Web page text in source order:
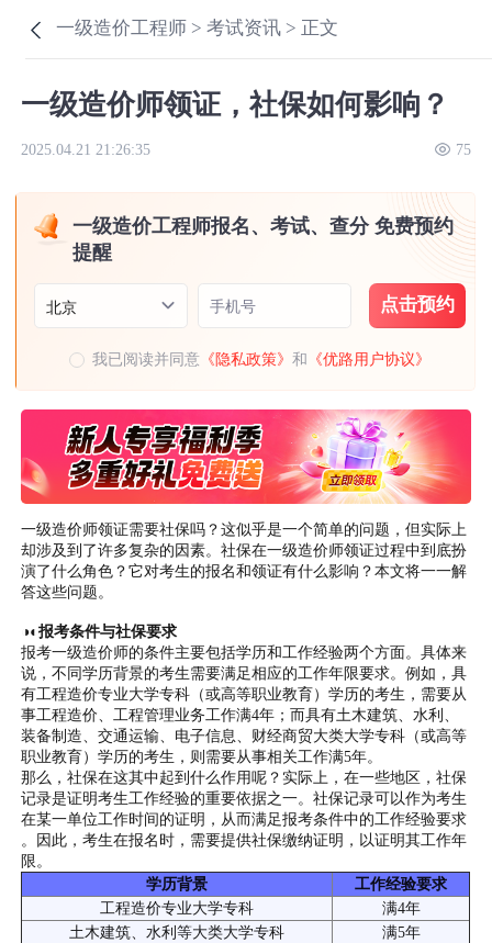
一级造价工程师 >考试资讯 > 正文
一级造价师领证，社保如何影响？
2025.04.21 21:26:35 75
一级造价工程师报名、考试、查分 免费预约
提醒
北京 手机号 点击预约
我已阅读并同意 《隐私政策》和 《优路用户协议》
一级造价师领证需要社保吗？这似乎是一个简单的问题，但实际上
却涉及到了许多复杂的因素。社保在一级造价师领证过程中到底扮
演了什么角色？它对考生的报名和领证有什么影响？本文将一一解
答这些问题。
◑◐报考条件与社保要求
报考一级造价师的条件主要包括学历和工作经验两个方面。具体来
说，不同学历背景的考生需要满足相应的工作年限要求。例如，具
有工程造价专业大学专科（或高等职业教育）学历的考生，需要从
事工程造价、工程管理业务工作满4年；而具有土木建筑、水利、
装备制造、交通运输、电子信息、财经商贸大类大学专科（或高等
职业教育）学历的考生，则需要从事相关工作满5年。
那么，社保在这其中起到什么作用呢？实际上，在一些地区，社保
记录是证明考生工作经验的重要依据之一。社保记录可以作为考生
在某一单位工作时间的证明，从而满足报考条件中的工作经验要求
。因此，考生在报名时，需要提供社保缴纳证明，以证明其工作年
限。
学历背景
工作经验要求
工程造价专业大学专科
满4年
土木建筑、水利等大类大学专科
满5年